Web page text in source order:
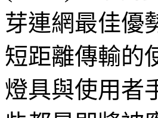
芽連網最佳優
短距離傳輸的
燈具與使用者